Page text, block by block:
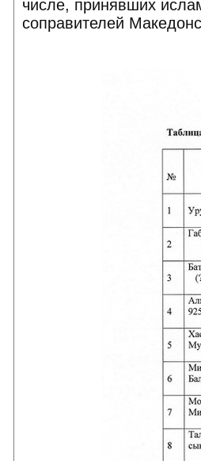
числе, принявших
соправителей